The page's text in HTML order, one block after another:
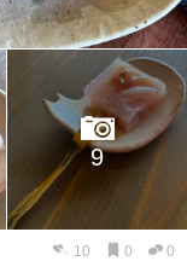
9
10 0 0